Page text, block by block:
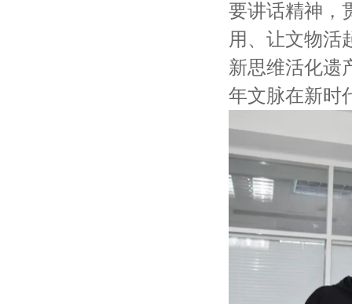
要讲话精神，
用、让文物活
新思维活化遗
年文脉在新时